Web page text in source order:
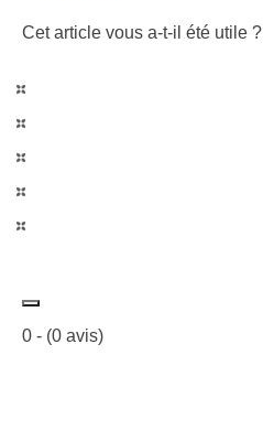
Cet article vous a-t-il été utile ?
0 - (0 avis)